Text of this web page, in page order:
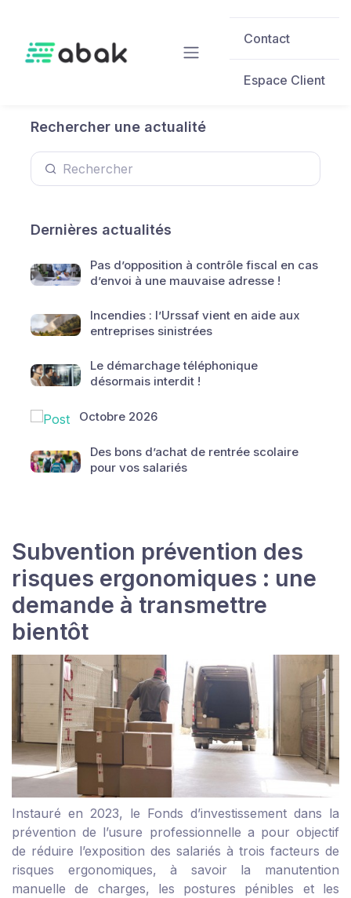
Contact
Espace Client
Rechercher une actualité
Dernières actualités
Pas d’opposition à contrôle fiscal en cas
d’envoi à une mauvaise adresse !
Incendies : l’Urssaf vient en aide aux
entreprises sinistrées
Le démarchage téléphonique
désormais interdit !
Octobre 2026
Des bons d’achat de rentrée scolaire
pour vos salariés
Subvention prévention des
risques ergonomiques : une
demande à transmettre
bientôt
Instauré en 2023, le Fonds d’investissement dans la
prévention de l’usure professionnelle a pour objectif
de réduire l’exposition des salariés à trois facteurs de
risques ergonomiques, à savoir la manutention
manuelle de charges, les postures pénibles et les